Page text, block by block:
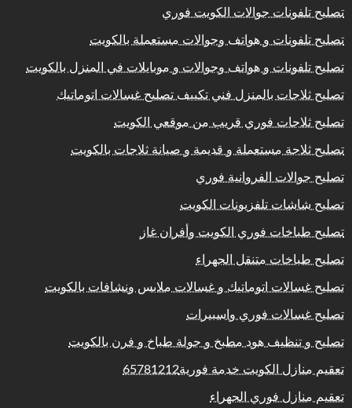
تصليح تلفونات جوالات الكويت فوري
تصليح تلفونات و هواتف وجوالات مستعملة بالكويت
تصليح تلفونات و هواتف وجوالات و موبايلات في المنزل بالكويت
تصليح ثلاجات بالمنزل فني تكييف تصليح غسالات اتوماتيك
تصليح ثلاجات فوري قريب من موقعي الكويت
تصليح ثلاجة مستعملة و قديمة و صيانة ثلاجات بالكويت
تصليح جوالات الفروانية فوري
تصليح شاشات تلفزيونات الكويت
تصليح طباخات فوري الكويت وأفران غاز
تصليح طباخات متنقل الجهراء
تصليح غسالات اتوماتيك و غسالات ملابس ونشافات بالكويت
تصليح غسالات فوري واسبيرات
تصليح و تنظيف هود مطبخ و جولة طباخ و فرن بالكويت
تعقيم منازل الكويت خدمة فورية65781212
تعقيم منازل فوري الجهراء